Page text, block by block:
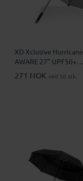
XD Xclusive Hurricane
AWARE 27" UPF50+
Stormsikker Paraply
271 NOK ved 50 stk.